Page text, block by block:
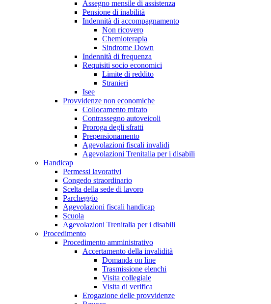
Assegno mensile di assistenza
Pensione di inabilità
Indennità di accompagnamento
Non ricovero
Chemioterapia
Sindrome Down
Indennità di frequenza
Requisiti socio economici
Limite di reddito
Stranieri
Isee
Provvidenze non economiche
Collocamento mirato
Contrassegno autoveicoli
Proroga degli sfratti
Prepensionamento
Agevolazioni fiscali invalidi
Agevolazioni Trenitalia per i disabili
Handicap
Permessi lavorativi
Congedo straordinario
Scelta della sede di lavoro
Parcheggio
Agevolazioni fiscali handicap
Scuola
Agevolazioni Trenitalia per i disabili
Procedimento
Procedimento amministrativo
Accertamento della invalidità
Domanda on line
Trasmissione elenchi
Visita collegiale
Visita di verifica
Erogazione delle provvidenze